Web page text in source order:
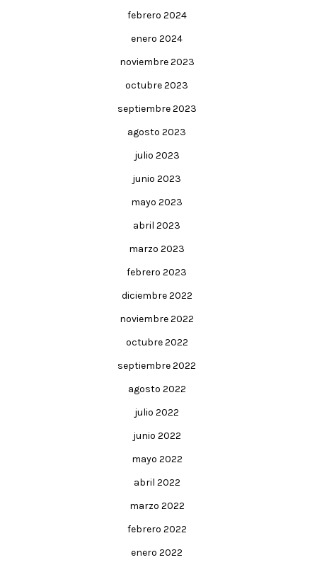
febrero 2024
enero 2024
noviembre 2023
octubre 2023
septiembre 2023
agosto 2023
julio 2023
junio 2023
mayo 2023
abril 2023
marzo 2023
febrero 2023
diciembre 2022
noviembre 2022
octubre 2022
septiembre 2022
agosto 2022
julio 2022
junio 2022
mayo 2022
abril 2022
marzo 2022
febrero 2022
enero 2022